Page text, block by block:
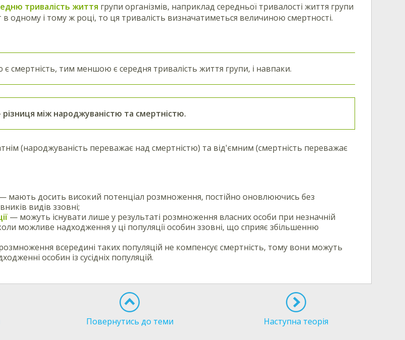
тривалість життя групи організмів, наприклад середньої тривалості життя групи
в одному і тому ж році, то ця тривалість визначатиметься величиною смертності.
смертність, тим меншою є середня тривалість життя групи, і навпаки.
між народжуваністю та смертністю.
(народжуваність переважає над смертністю) та від'ємним (смертність переважає
мають досить високий потенціал розмноження, постійно оновлюючись без
видів ззовні;
— можуть існувати лише у результаті розмноження власних особи при незначній
можливе надходження у ці популяції особин ззовні, що сприяє збільшенню
всередині таких популяцій не компенсує смертність, тому вони можуть
особин із сусідніх популяцій.
Повернутись до теми Наступна теорія